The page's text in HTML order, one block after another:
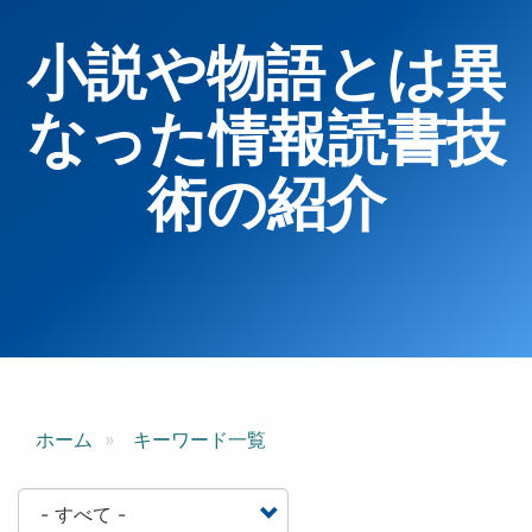
ー
小説や物語とは異
なった情報読書技
術の紹介
ホーム キーワード一覧